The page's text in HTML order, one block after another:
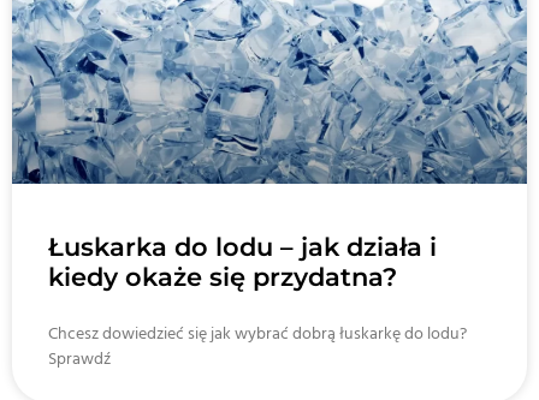
Łuskarka do lodu – jak działa i
kiedy okaże się przydatna?
Chcesz dowiedzieć się jak wybrać dobrą łuskarkę do lodu?
Sprawdź